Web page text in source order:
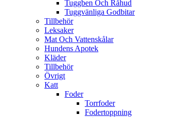
Tuggben Och Råhud
Tuggvänliga Godbitar
Tillbehör
Leksaker
Mat Och Vattenskålar
Hundens Apotek
Kläder
Tillbehör
Övrigt
Katt
Foder
Torrfoder
Fodertoppning